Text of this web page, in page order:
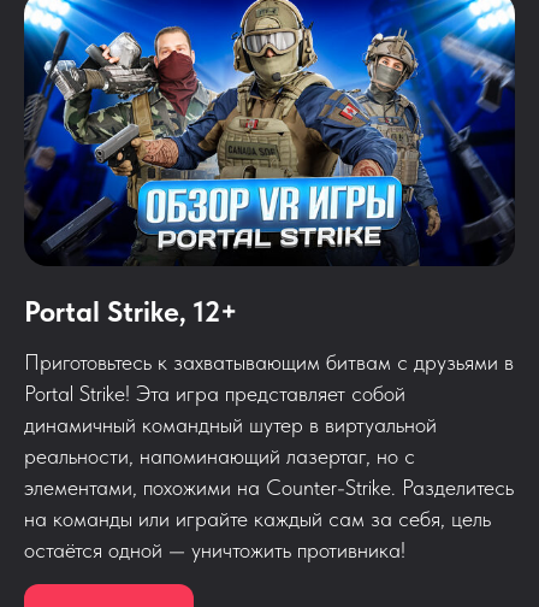
Portal Strike, 12+
Приготовьтесь к захватывающим битвам с друзьями в
Portal Strike! Эта игра представляет собой
динамичный командный шутер в виртуальной
реальности, напоминающий лазертаг, но с
элементами, похожими на Counter-Strike. Разделитесь
на команды или играйте каждый сам за себя, цель
остаётся одной — уничтожить противника!